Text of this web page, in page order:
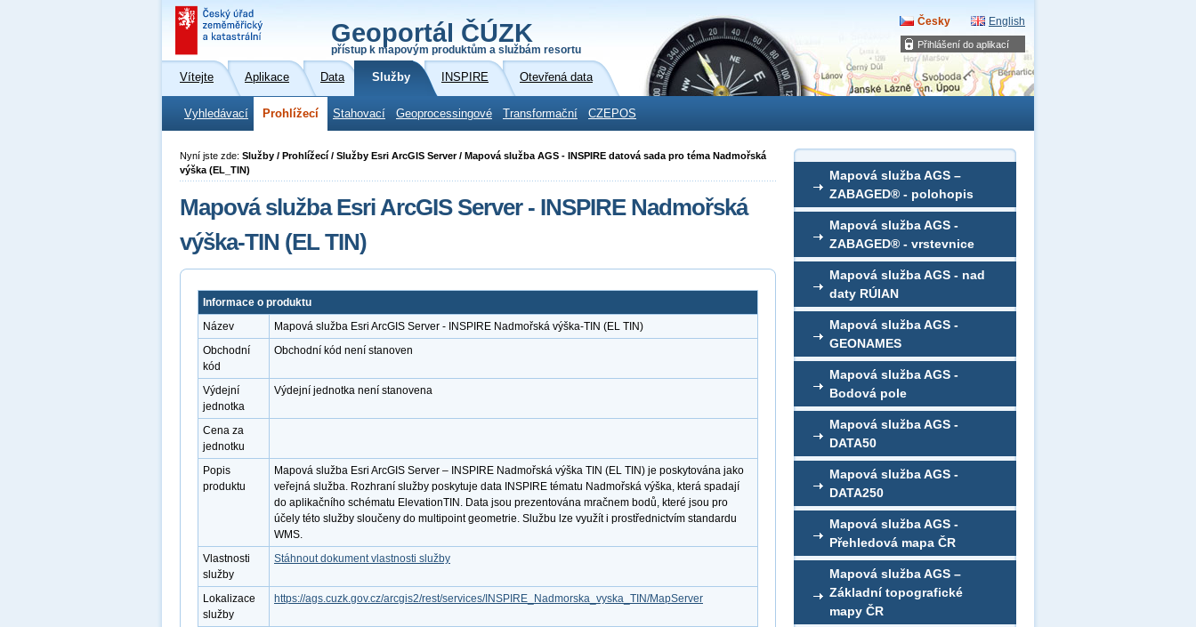
Přihlášení do aplikací
Geoportál ČÚZK
přístup k mapovým produktům a službám resortu
Česky English
Vítejte Aplikace Data Služby INSPIRE Otevřená data
Vyhledávací Prohlížecí Stahovací Geoprocessingové Transformační CZEPOS
Mapová služba AGS –
ZABAGED® - polohopis
Mapová služba AGS -
ZABAGED® - vrstevnice
Mapová služba AGS - nad
daty RÚIAN
Mapová služba AGS -
GEONAMES
Mapová služba AGS -
Bodová pole
Mapová služba AGS -
DATA50
Mapová služba AGS -
DATA250
Mapová služba AGS -
Přehledová mapa ČR
Mapová služba AGS –
Základní topografické
mapy ČR
Nyní jste zde: Služby / Prohlížecí / Služby Esri ArcGIS Server / Mapová služba AGS - INSPIRE datová sada pro téma Nadmořská
výška (EL_TIN)
Mapová služba Esri ArcGIS Server - INSPIRE Nadmořská
výška-TIN (EL TIN)
Informace o produktu
Název
Mapová služba Esri ArcGIS Server - INSPIRE Nadmořská výška-TIN (EL TIN)
Obchodní
kód
Obchodní kód není stanoven
Výdejní
jednotka
Výdejní jednotka není stanovena
Cena za
jednotku
Popis
produktu
Mapová služba Esri ArcGIS Server – INSPIRE Nadmořská výška TIN (EL TIN) je poskytována jako
veřejná služba. Rozhraní služby poskytuje data INSPIRE tématu Nadmořská výška, která spadají
do aplikačního schématu ElevationTIN. Data jsou prezentována mračnem bodů, které jsou pro
účely této služby sloučeny do multipoint geometrie. Službu lze využít i prostřednictvím standardu
WMS.
Vlastnosti
služby
Stáhnout dokument vlastnosti služby
Lokalizace
služby
https://ags.cuzk.gov.cz/arcgis2/rest/services/INSPIRE_Nadmorska_vyska_TIN/MapServer